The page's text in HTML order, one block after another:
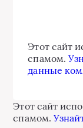
Этот сайт
спамом.
данные
Этот сайт
спамом.